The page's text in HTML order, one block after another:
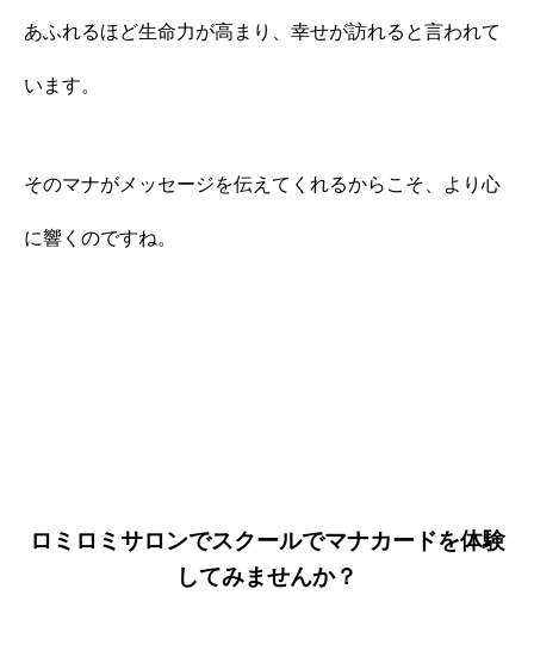
あふれるほど生命力が高まり、幸せが訪れると言われて
います。
そのマナがメッセージを伝えてくれるからこそ、より心
に響くのですね。
ロミロミサロンでスクールでマナカードを体験
してみませんか？